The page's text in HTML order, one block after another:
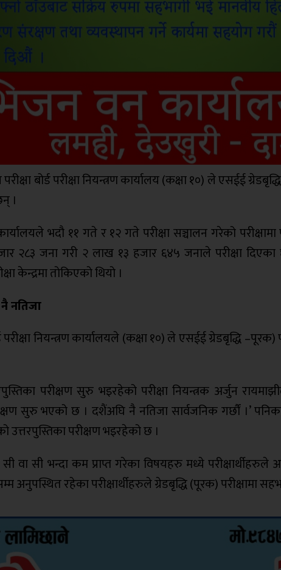
परीक्षा बोर्ड परीक्षा नियन्त्रण कार्यालय (कक्षा १०) ले एसईई
।
कार्यालयले भदौ ११ गते र १२ गते परीक्षा सञ्चालन गरेको
२८३ जना गरी २ लाख १३ हजार ६४५ जनाले परीक्षा दिएका
केन्द्रमा तोकिएको थियो ।
नतिजा
परीक्षा नियन्त्रण कार्यालयले (कक्षा १०) ले एसईई ग्रेडबृद्धि
परीक्षण सुरु भइरहेको परीक्षा नियन्त्रक अर्जुन
सुरु भएको छ । दशैंअघि नै नतिजा सार्वजनिक गर्छौं ।’
उत्तरपुस्तिका परीक्षण भइरहेको छ ।
सी वा सी भन्दा कम प्राप्त गरेका विषयहरु मध्ये
अनुपस्थित रहेका परीक्षार्थीहरुले ग्रेडबृद्धि (पूरक) परीक्षामा